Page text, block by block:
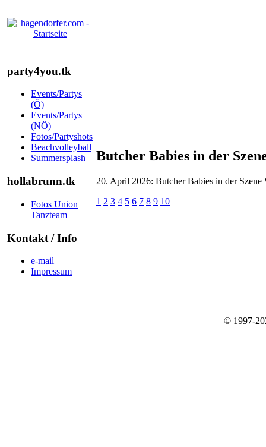
party4you.tk
Events/Partys
(Ö)
Events/Partys
(NÖ)
Fotos/Partyshots
Beachvolleyball
Summersplash
hollabrunn.tk
Fotos Union
Tanzteam
Kontakt / Info
e-mail
Impressum
Butcher Babies in der
20. April 2026: Butcher Babies in der Szene
1 2 3 4 5 6 7 8 9 10
© 1997-